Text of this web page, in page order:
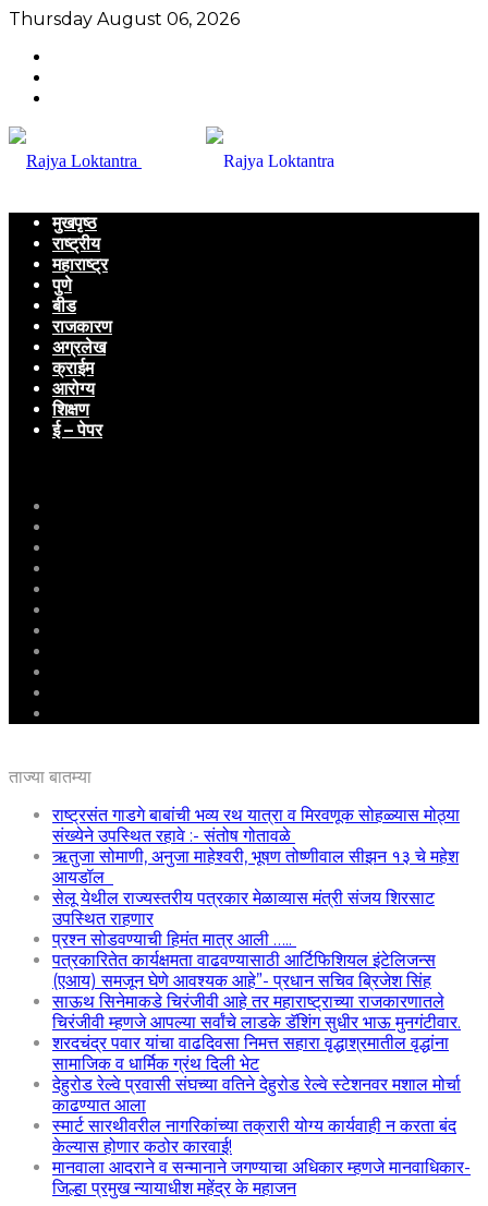
Thursday August 06, 2026
मुखपृष्ठ
राष्ट्रीय
महाराष्ट्र
पुणे
बीड
राजकारण
अग्रलेख
क्राईम
आरोग्य
शिक्षण
ई – पेपर
ताज्या बातम्या
राष्ट्रसंत गाडगे बाबांची भव्य रथ यात्रा व मिरवणूक सोहळ्यास मोठ्या
संख्येने उपस्थित रहावे :- संतोष गोतावळे
ऋतुजा सोमाणी, अनुजा माहेश्वरी, भूषण तोष्णीवाल सीझन १३ चे महेश
आयडॉल
सेलू येथील राज्यस्तरीय पत्रकार मेळाव्यास मंत्री संजय शिरसाट
उपस्थित राहणार
प्रश्न सोडवण्याची हिमंत मात्र आली …..
पत्रकारितेत कार्यक्षमता वाढवण्यासाठी आर्टिफिशियल इंटेलिजन्स
(एआय) समजून घेणे आवश्यक आहे”- प्रधान सचिव ब्रिजेश सिंह
साऊथ सिनेमाकडे चिरंजीवी आहे तर महाराष्ट्राच्या राजकारणातले
चिरंजीवी म्हणजे आपल्या सर्वांचे लाडके डॅशिंग सुधीर भाऊ मुनगंटीवार.
शरदचंद्र पवार यांचा वाढदिवसा निमत्त सहारा वृद्धाश्रमातील वृद्धांना
सामाजिक व धार्मिक ग्रंथ दिली भेट
देहुरोड रेल्वे प्रवासी संघच्या वतिने देहुरोड रेल्वे स्टेशनवर मशाल मोर्चा
काढण्यात आला
स्मार्ट सारथीवरील नागरिकांच्या तक्रारी योग्य कार्यवाही न करता बंद
केल्यास होणार कठोर कारवाई!
मानवाला आदराने व सन्मानाने जगण्याचा अधिकार म्हणजे मानवाधिकार-
जिल्हा प्रमुख न्यायाधीश महेंद्र के महाजन